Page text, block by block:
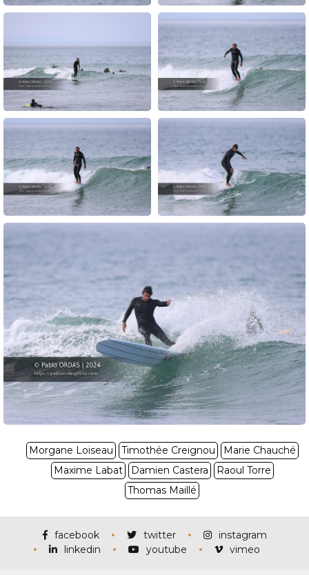
Morgane Loiseau Timothée Creignou
Marie Chauché
Maxime Labat
Damien Castera
Raoul Torre
Thomas Maillé
facebook twitter
instagram
linkedin
youtube vimeo